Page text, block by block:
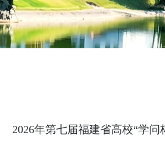
2026年第七届福建省高校“学